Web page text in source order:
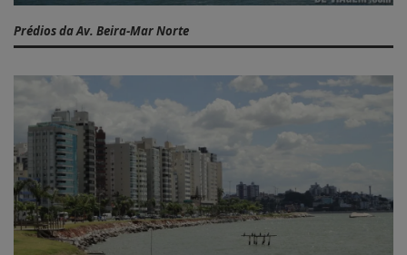
Prédios da Av. Beira-Mar Norte